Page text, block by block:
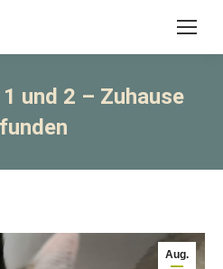
und 2 – Zuhause
Aug.